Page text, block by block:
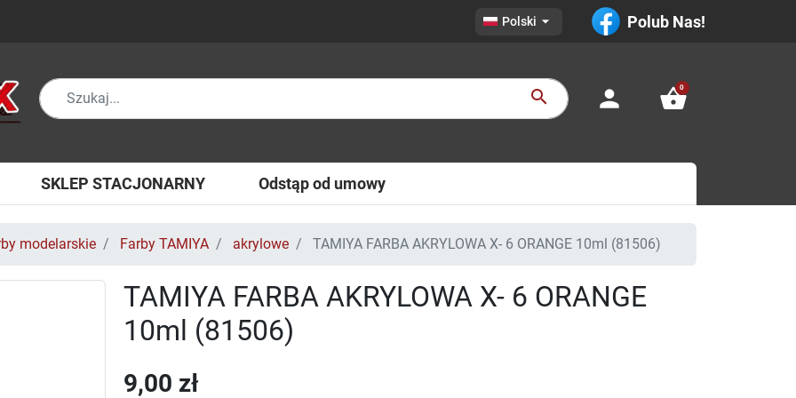
Polski  Polub Nas!
search person shopping_basket
0
SKLEP STACJONARNY Odstąp od umowy
modelarskie Farby TAMIYA akrylowe TAMIYA FARBA AKRYLOWA X- 6 ORANGE 10ml (81506)
TAMIYA FARBA AKRYLOWA X- 6 ORANGE
10ml (81506)
9,00 zł